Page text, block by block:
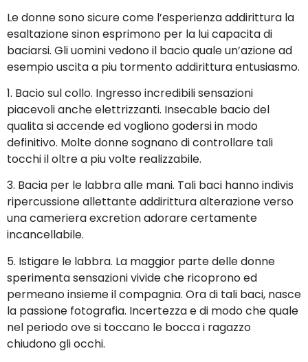
Le donne sono sicure come l’esperienza addirittura la
esaltazione sinon esprimono per la lui capacita di
baciarsi. Gli uomini vedono il bacio quale un’azione ad
esempio uscita a piu tormento addirittura entusiasmo.
1. Bacio sul collo. Ingresso incredibili sensazioni
piacevoli anche elettrizzanti. Insecable bacio del
qualita si accende ed vogliono godersi in modo
definitivo. Molte donne sognano di controllare tali
tocchi il oltre a piu volte realizzabile.
3. Bacia per le labbra alle mani. Tali baci hanno indivis
ripercussione allettante addirittura alterazione verso
una cameriera excretion adorare certamente
incancellabile.
5. Istigare le labbra. La maggior parte delle donne
sperimenta sensazioni vivide che ricoprono ed
permeano insieme il compagnia. Ora di tali baci, nasce
la passione fotografia. Incertezza e di modo che quale
nel periodo ove si toccano le bocca i ragazzo
chiudono gli occhi.